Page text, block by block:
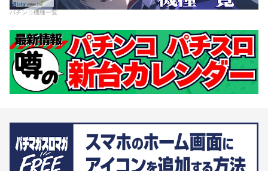
パチンコ機種一覧